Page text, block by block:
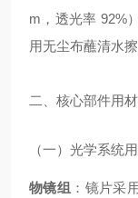
m，透光率 92%
用无尘布蘸清水擦
二、核心部件用
（一）光学系统
物镜组 ：镜片采